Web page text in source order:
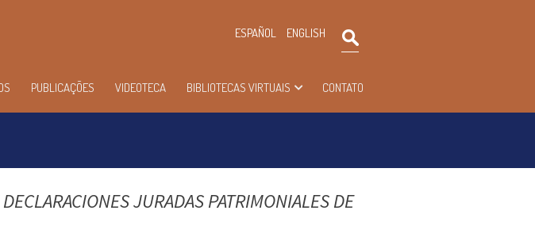
ESPAÑOL ENGLISH
PUBLICAÇÕES VIDEOTECA BIBLIOTECAS VIRTUAIS CONTATO
JURADAS PATRIMONIALES DE